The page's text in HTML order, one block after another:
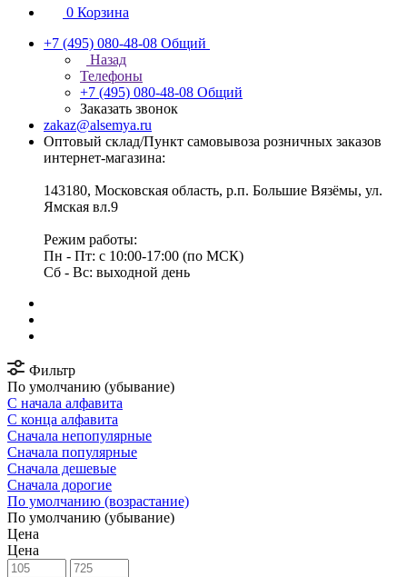
0 Корзина
+7 (495) 080-48-08 Общий
Назад
Телефоны
+7 (495) 080-48-08 Общий
Заказать звонок
zakaz@alsemya.ru
Оптовый склад/Пункт самовывоза розничных заказов
интернет-магазина:
143180, Московская область, р.п. Большие Вязёмы, ул.
Ямская вл.9
Режим работы:
Пн - Пт: с 10:00-17:00 (по МСК)
Сб - Вс: выходной день
Фильтр
По умолчанию (убывание)
С начала алфавита
С конца алфавита
Сначала непопулярные
Сначала популярные
Сначала дешевые
Сначала дорогие
По умолчанию (возрастание)
По умолчанию (убывание)
Цена
Цена